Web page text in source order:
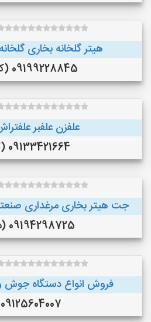
هیتر گلخانه بخاری
09199228845 (کرمانشاه )
علفزن علفبر
09133421664 (کرمان )
جت هیتر بخاری مرغداری
09194298725 (سنندج )
فروش انواع دستگاه جوش
09125604007 (قم)